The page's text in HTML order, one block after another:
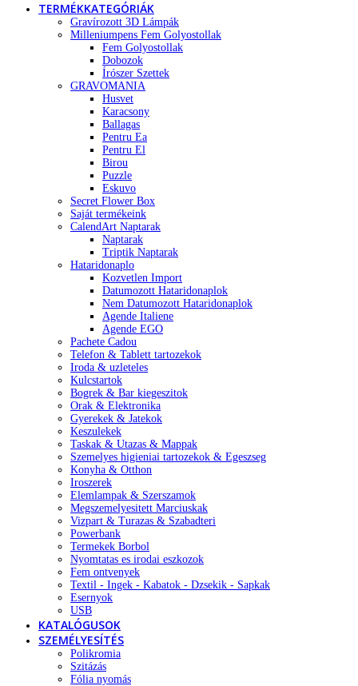
TERMÉKKATEGÓRIÁK
Gravírozott 3D Lámpák
Milleniumpens Fem Golyostollak
Fem Golyostollak
Dobozok
Írószer Szettek
GRAVOMANIA
Husvet
Karacsony
Ballagas
Pentru Ea
Pentru El
Birou
Puzzle
Eskuvo
Secret Flower Box
Saját termékeink
CalendArt Naptarak
Naptarak
Triptik Naptarak
Hataridonaplo
Kozvetlen Import
Datumozott Hataridonaplok
Nem Datumozott Hataridonaplok
Agende Italiene
Agende EGO
Pachete Cadou
Telefon & Tablett tartozekok
Iroda & uzleteles
Kulcstartok
Bogrek & Bar kiegeszitok
Orak & Elektronika
Gyerekek & Jatekok
Keszulekek
Taskak & Utazas & Mappak
Szemelyes higieniai tartozekok & Egeszseg
Konyha & Otthon
Iroszerek
Elemlampak & Szerszamok
Megszemelyesitett Marciuskak
Vizpart & Turazas & Szabadteri
Powerbank
Termekek Borbol
Nyomtatas es irodai eszkozok
Fem ontvenyek
Textil - Ingek - Kabatok - Dzsekik - Sapkak
Esernyok
USB
KATALÓGUSOK
SZEMÉLYESÍTÉS
Polikromia
Szitázás
Fólia nyomás